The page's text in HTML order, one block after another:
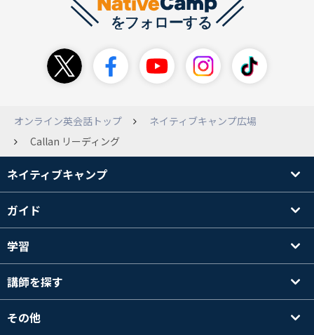
オンライン英会話トップ
ネイティブキャンプ広場
Callan リーディング
ネイティブキャンプ
ガイド
学習
講師を探す
その他